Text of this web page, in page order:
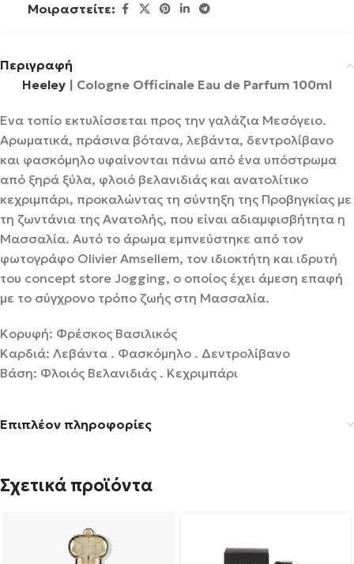
Μοιραστείτε:
Περιγραφή
Heeley | Cologne Officinale Eau de Parfum 100ml
Ένα τοπίο εκτυλίσσεται προς την γαλάζια Μεσόγειο.
Αρωματικά, πράσινα βότανα, λεβάντα, δεντρολίβανο
και φασκόμηλο υφαίνονται πάνω από ένα υπόστρωμα
από ξηρά ξύλα, φλοιό βελανιδιάς και ανατολίτικο
κεχριμπάρι, προκαλώντας τη σύντηξη της Προβηγκίας με
τη ζωντάνια της Ανατολής, που είναι αδιαμφισβήτητα η
Μασσαλία. Αυτό το άρωμα εμπνεύστηκε από τον
φωτογράφο Olivier Amsellem, τον ιδιοκτήτη και ιδρυτή
του concept store Jogging, ο οποίος έχει άμεση επαφή
με το σύγχρονο τρόπο ζωής στη Μασσαλία.
Κορυφή: Φρέσκος Βασιλικός
Καρδιά: Λεβάντα . Φασκόμηλο . Δεντρολίβανο
Βάση: Φλοιός Βελανιδιάς . Κεχριμπάρι
Επιπλέον πληροφορίες
Σχετικά προϊόντα